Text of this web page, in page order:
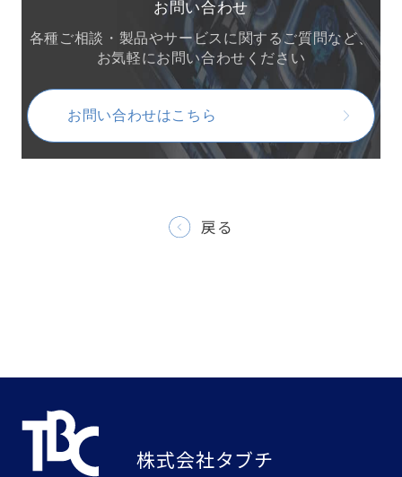
お問い合わせ
各種ご相談・製品やサービスに関するご質問など、
お気軽にお問い合わせください
お問い合わせはこちら
戻る
株式会社タブチ